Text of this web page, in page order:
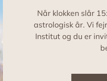
Når klokken slår
astrologisk år. Vi
Institut og du er